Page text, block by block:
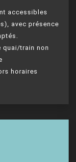
accessibles
avec présence
quai/train non
horaires